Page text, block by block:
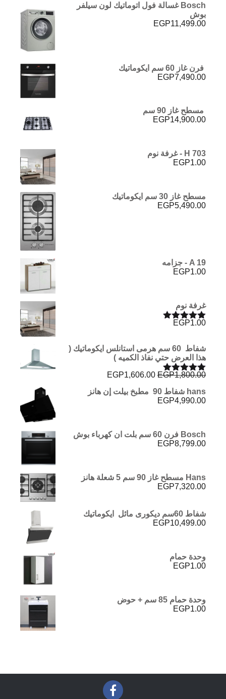
Bosch غسالة فول اتوماتيك لون سيلفر
بوش
EGP11,499.00
فرن غاز 60 سم ايكوماتيك
EGP7,490.00
مسطح غاز 90 سم
EGP14,900.00
H 703 - غرفة نوم
EGP1.00
مسطح غاز 30 سم ايكوماتيك
EGP5,490.00
A 19 - جزامه
EGP1.00
غرفة نوم
تم التقييم
EGP1.00
شفاط 60 سم هرمى استانلس ايكوماتيك (
هذا العرض حتي نفاذ الكميه )
تم التقييم
من 5
EGP1,800.00
السعر
هو:
EGP1,606.00
هو:
hans شفاط 90 مطبخ بيلت إن هانز
EGP4,990.00
Bosch فرن 60 سم بلت ان كهرباء بوش
EGP8,799.00
Hans مسطح غاز 90 سم 5 شعلة هانز
EGP7,320.00
شفاط 60سم ديكورى مائل ايكوماتيك
EGP10,499.00
وحدة حمام
EGP1.00
وحدة حمام 85 سم + حوض
EGP1.00